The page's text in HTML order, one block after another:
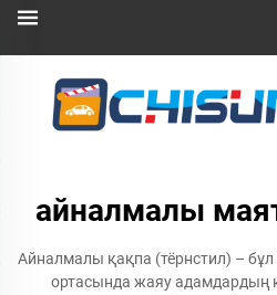
айналмалы
Айналмалы қақпа (тёрнстил) – бұл
ортасында жаяу адамдардың